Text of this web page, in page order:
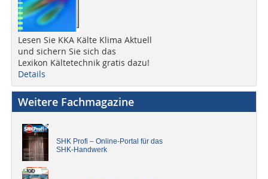
Lesen Sie KKA Kälte Klima Aktuell
und sichern Sie sich das
Lexikon Kältetechnik gratis dazu!
Details
Weitere Fachmagazine
SHK Profi – Online-Portal für das
SHK-Handwerk